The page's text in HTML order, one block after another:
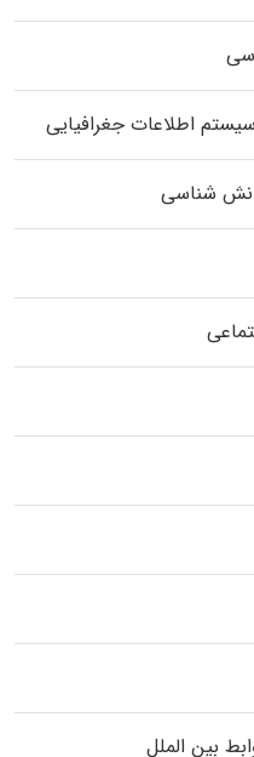
اطلاعات جغرافیایی
شناسی
بین الملل